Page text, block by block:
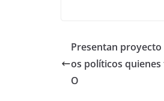
Presentan
os políticos quienes
O